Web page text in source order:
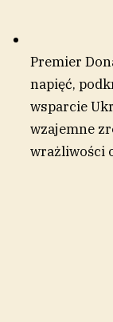
Premier
napięć,
wsparcie
wzajemne
wrażliwości